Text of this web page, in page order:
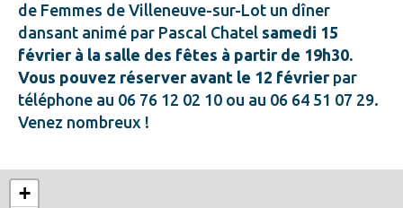
de Femmes de Villeneuve-sur-Lot un dîner
dansant animé par Pascal Chatel samedi 15
février à la salle des fêtes à partir de 19h30.
Vous pouvez réserver avant le 12 févrierpar
téléphone au 06 76 12 02 10 ou au 06 64 51 07 29.
Venez nombreux !
+